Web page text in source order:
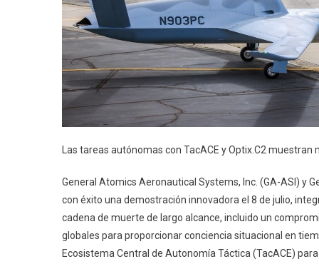
Las tareas autónomas con TacACE y Optix.C2
General Atomics Aeronautical Systems, Inc. (GA-ASI) y
con éxito una demostración innovadora el 8 de julio,
cadena de muerte de largo alcance, incluido un
globales para proporcionar conciencia situacional en
Ecosistema Central de Autonomía Táctica (TacACE)